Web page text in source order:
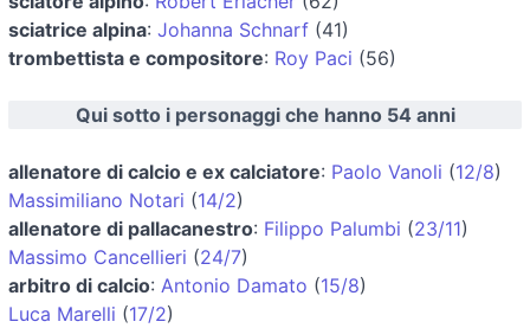
sciatrice alpina: Johanna Schnarf (41)
trombettista e compositore: Roy Paci (56)
Qui sotto i personaggi che hanno 54 anni
allenatore di calcio e ex calciatore: Paolo Vanoli (12/8)
Massimiliano Notari (14/2)
allenatore di pallacanestro: Filippo Palumbi (23/11)
Massimo Cancellieri (24/7)
arbitro di calcio: Antonio Damato (15/8)
Luca Marelli (17/2)